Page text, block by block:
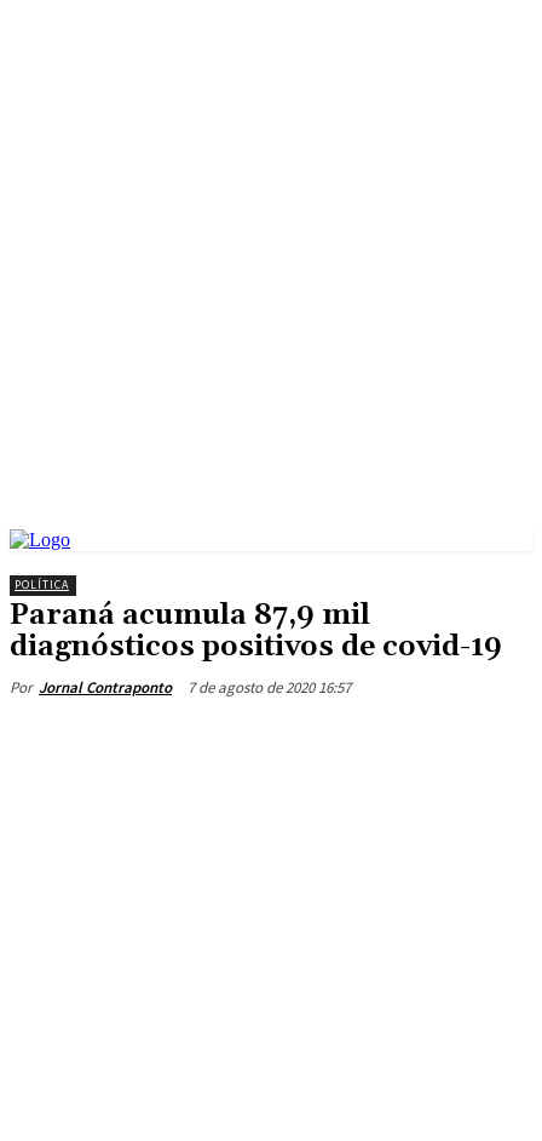
POLÍTICA
Paraná acumula 87,9 mil
diagnósticos positivos de covid-19
Por Jornal Contraponto 7 de agosto de 2020 16:57